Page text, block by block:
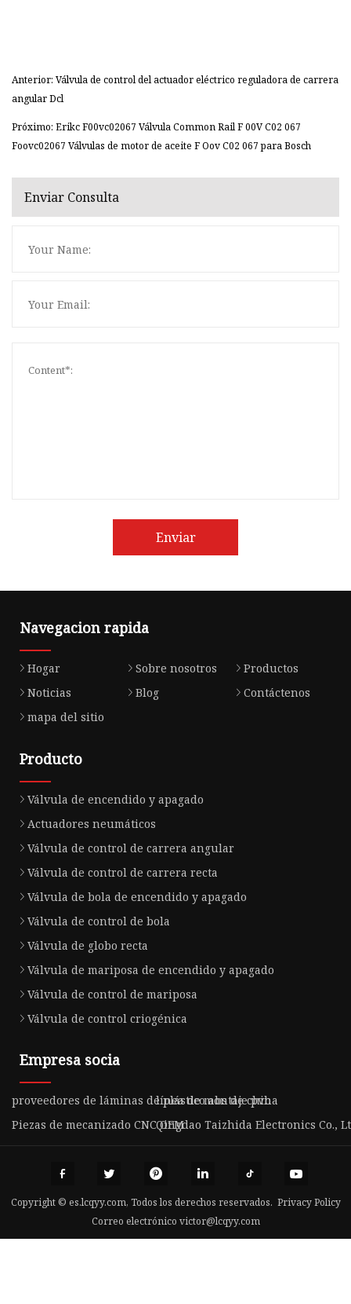
Anterior: Válvula de control del actuador eléctrico reguladora de carrera
angular Dcl
Próximo: Erikc F00vc02067 Válvula Common Rail F 00V C02 067
Foovc02067 Válvulas de motor de aceite F Oov C02 067 para Bosch
Enviar Consulta
Enviar
Navegacion rapida
Hogar Sobre nosotros
Productos
Noticias
Blog
Contáctenos
mapa del sitio
Producto
Válvula de encendido y apagado
Actuadores neumáticos
Válvula de control de carrera angular
Válvula de control de carrera recta
Válvula de bola de encendido y apagado
Válvula de control de bola
Válvula de globo recta
Válvula de mariposa de encendido y apagado
Válvula de control de mariposa
Válvula de control criogénica
Empresa socia
proveedores de láminas de plástico abs de china
línea de montaje pvb
Piezas de mecanizado CNC OEMQingdao Taizhida Electronics Co.,
Copyright © es.lcqyy.com, Todos los derechos reservados. Privacy Policy
Correo electrónico victor@lcqyy.com